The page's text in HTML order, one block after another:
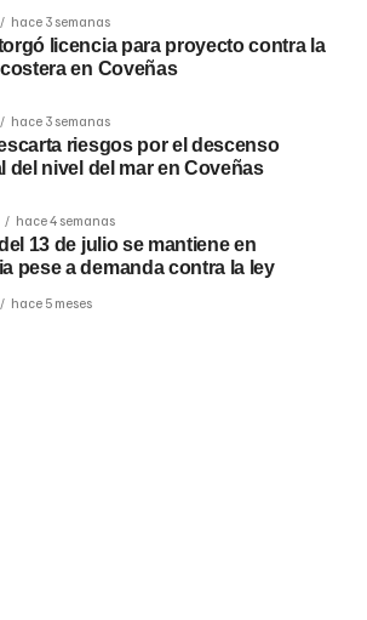
hace 3 semanas
licencia para proyecto contra la
en Coveñas
hace 3 semanas
riesgos por el descenso
del nivel del mar en Coveñas
hace 4 semanas
13 de julio se mantiene en
pese a demanda contra la ley
hace 5 meses